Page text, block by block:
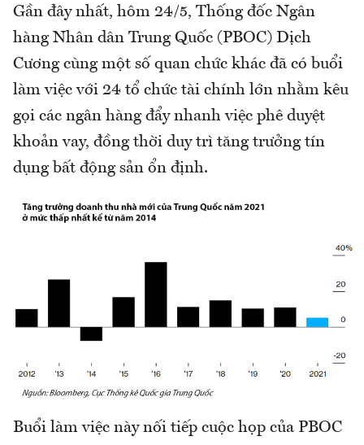
Gần đây nhất, hôm 24/5, Thống đốc Ngân
hàng Nhân dân Trung Quốc (PBOC) Dịch
Cương cùng một số quan chức khác đã có buổi
làm việc với 24 tổ chức tài chính lớn nhằm kêu
gọi các ngân hàng đẩy nhanh việc phê duyệt
khoản vay, đồng thời duy trì tăng trưởng tín
dụng bất động sản ổn định.
Buổi làm việc này nối tiếp cuộc họp của PBOC